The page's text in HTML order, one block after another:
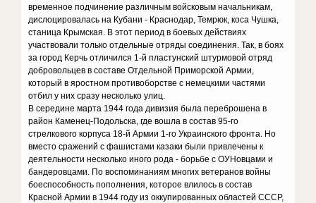
временное подчинение различным войсковым начальникам,
дислоцировалась на Кубани - Краснодар, Темрюк, коса Чушка,
станица Крымская. В этот период в боевых действиях
участвовали только отдельные отряды соединения. Так, в боях
за город Керчь отличился 1-й пластунский штурмовой отряд
добровольцев в составе Отдельной Приморской Армии,
который в яростном противоборстве с немецкими частями
отбил у них сразу несколько улиц.
В середине марта 1944 года дивизия была переброшена в
район Каменец-Подольска, где вошла в состав 95-го
стрелкового корпуса 18-й Армии 1-го Украинского фронта. Но
вместо сражений с фашистами казаки были привлечены к
деятельности несколько иного рода - борьбе с ОУНовцами и
бандеровцами. По воспоминаниям многих ветеранов войны
боеспособность пополнения, которое влилось в состав
Красной Армии в 1944 году из оккупированных областей СССР,